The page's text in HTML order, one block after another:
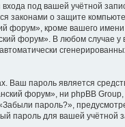
под вашей учётной
законами о защите
форум», кроме вашего
форум». В любом случае у
Ваш пароль является
форум», ни phpBB
пароль?»,
пароль для вашей учётной